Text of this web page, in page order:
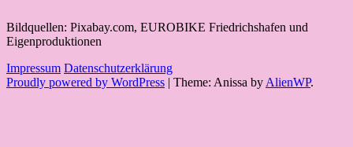
Bildquellen: Pixabay.com, EUROBIKE Friedrichshafen und
Eigenproduktionen
Impressum Datenschutzerklärung
Proudly powered by WordPress | Theme: Anissa by AlienWP.